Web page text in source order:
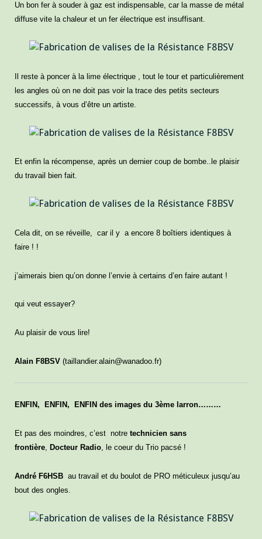
Un bon fer à souder à gaz est indispensable, car la masse de métal
diffuse vite la chaleur et un fer électrique est insuffisant.
Il reste à poncer à la lime électrique , tout le tour et particulièrement
les angles où on ne doit pas voir la trace des petits secteurs
successifs, à vous d’être un artiste.
Et enfin la récompense, après un dernier coup de bombe..le plaisir
du travail bien fait.
Cela dit, on se réveille, car il y a encore 8 boîtiers identiques à
faire ! !
j’aimerais bien qu’on donne l’envie à certains d’en faire autant !
qui veut essayer?
Au plaisir de vous lire!
Alain F8BSV (taillandier.alain@wanadoo.fr)
ENFIN, ENFIN, ENFIN des images du 3ème larron………
Et pas des moindres, c’est notre technicien sans
frontière, Docteur Radio, le coeur du Trio pacsé !
André F6HSB au travail et du boulot de PRO méticuleux jusqu’au
bout des ongles.